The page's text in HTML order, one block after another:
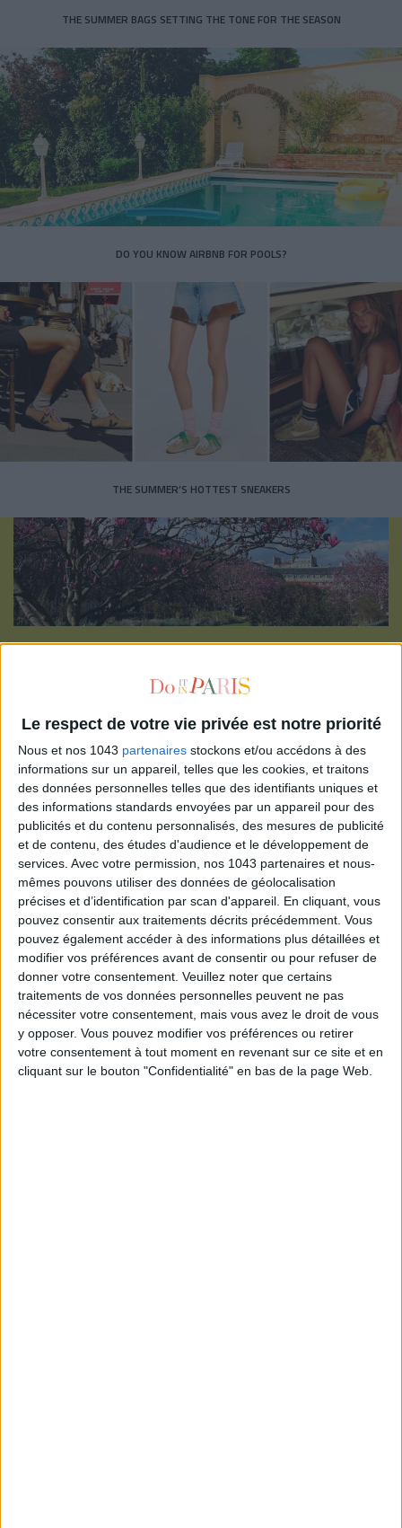
Le respect de votre vie privée est notre priorité
Nous et nos 1043 partenaires stockons et/ou accédons à des
informations sur un appareil, telles que les cookies, et traitons
des données personnelles telles que des identifiants uniques et
des informations standards envoyées par un appareil pour des
publicités et du contenu personnalisés, des mesures de publicité
et de contenu, des études d'audience et le développement de
services. Avec votre permission, nos 1043 partenaires et nous-
mêmes pouvons utiliser des données de géolocalisation
précises et d’identification par scan d'appareil. En cliquant, vous
pouvez consentir aux traitements décrits précédemment. Vous
pouvez également accéder à des informations plus détaillées et
modifier vos préférences avant de consentir ou pour refuser de
donner votre consentement. Veuillez noter que certains
traitements de vos données personnelles peuvent ne pas
nécessiter votre consentement, mais vous avez le droit de vous
y opposer. Vous pouvez modifier vos préférences ou retirer
votre consentement à tout moment en revenant sur ce site et en
cliquant sur le bouton "Confidentialité" en bas de la page Web.
THE SUMMER BAGS SETTING THE TONE FOR THE SEASON
DO YOU KNOW AIRBNB FOR POOLS?
THE SUMMER’S HOTTEST SNEAKERS
SUBSCRIBE
ADOPT PARFUMS IS REVOLUTIONIZING AFFORDABLE MADE-IN-FRANCE
FRAGRANCES